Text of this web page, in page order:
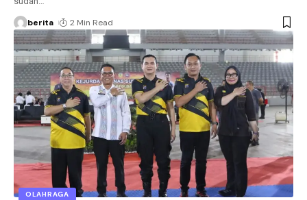
berita 2 Min Read
OLAHRAGA